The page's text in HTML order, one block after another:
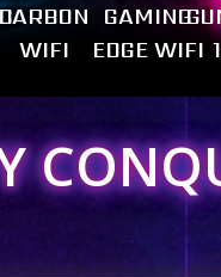
CARBON
WIFI
GAMING
EDGE WIFI